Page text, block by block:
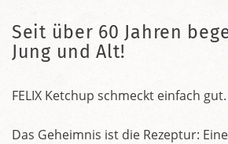
Seit über 60 Jahren
Jung und Alt!
FELIX Ketchup schmeckt einfach
Das Geheimnis ist die Rezeptur: